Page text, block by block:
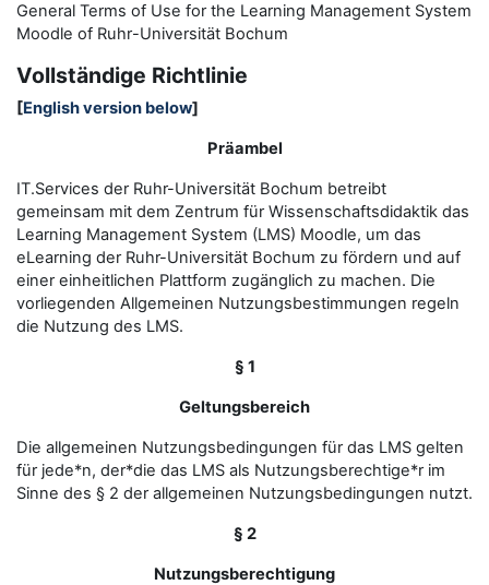
General Terms of Use for the Learning Management System
Moodle of Ruhr-Universität Bochum
Vollständige Richtlinie
[English version below]
Präambel
IT.Services der Ruhr-Universität Bochum betreibt
gemeinsam mit dem Zentrum für Wissenschaftsdidaktik das
Learning Management System (LMS) Moodle, um das
eLearning der Ruhr-Universität Bochum zu fördern und auf
einer einheitlichen Plattform zugänglich zu machen. Die
vorliegenden Allgemeinen Nutzungsbestimmungen regeln
die Nutzung des LMS.
§ 1
Geltungsbereich
Die allgemeinen Nutzungsbedingungen für das LMS gelten
für jede*n, der*die das LMS als Nutzungsberechtige*r im
Sinne des § 2 der allgemeinen Nutzungsbedingungen nutzt.
§ 2
Nutzungsberechtigung